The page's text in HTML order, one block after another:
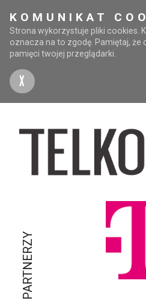
KOMUNIKAT
Strona wykorzystuje pliki cookies.
oznacza na to zgodę. Pamiętaj,
pamięci twojej przeglądarki.
X
PARTNERZY